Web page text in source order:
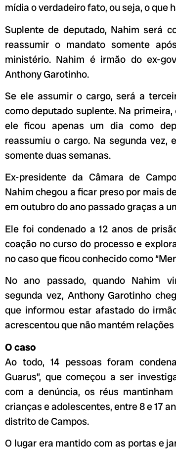
mídia o verdadeiro fato, ou seja, o que
Suplente de deputado, Nahim será
reassumir o mandato somente
ministério. Nahim é irmão do ex-
Anthony Garotinho.
Se ele assumir o cargo, será a
como deputado suplente. Na primeira,
ele ficou apenas um dia como
reassumiu o cargo. Na segunda vez,
somente duas semanas.
Ex-presidente da Câmara de
Nahim chegou a ficar preso por mais
em outubro do ano passado graças a
Ele foi condenado a 12 anos de
coação no curso do processo e
no caso que ficou conhecido como
No ano passado, quando Nahim
segunda vez, Anthony Garotinho
que informou estar afastado do
acrescentou que não mantém
O caso
Ao todo, 14 pessoas foram
Guarus”, que começou a ser
com a denúncia, os réus
crianças e adolescentes, entre 8 e 17
distrito de Campos.
O lugar era mantido com as portas e